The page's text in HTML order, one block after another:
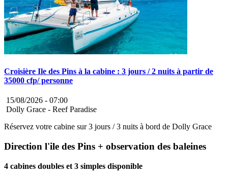
Croisière Ile des Pins à la cabine : 3 jours / 2 nuits à partir de
35000 cfp/ personne
15/08/2026 - 07:00
Dolly Grace - Reef Paradise
Réservez votre cabine sur 3 jours / 3 nuits à bord de Dolly Grace
Direction l'ile des Pins + observation des baleines
4 cabines doubles et 3 simples disponible